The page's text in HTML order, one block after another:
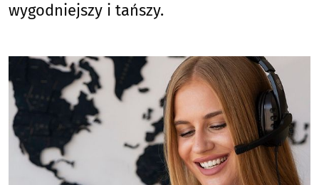
wygodniejszy i tańszy.